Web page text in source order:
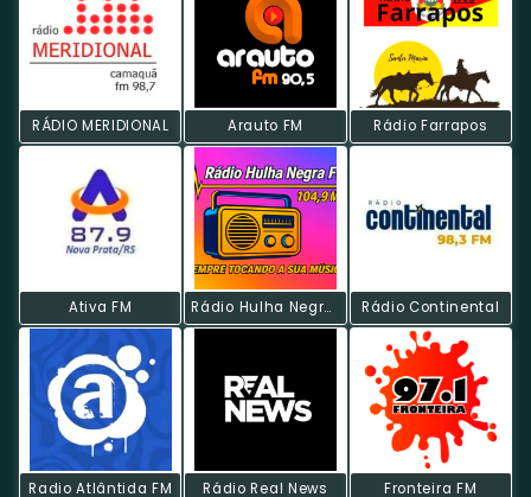
RÁDIO MERIDIONAL Arauto FM Rádio Farrapos
Ativa FM Rádio Hulha Negra FM Rádio Continental
Radio Atlântida FM Rádio Real News Fronteira FM